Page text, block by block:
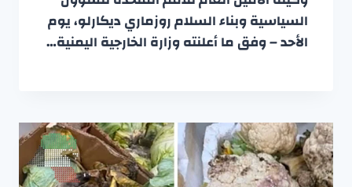
السياسية وبناء السلام روزماري ديكارلو، يوم
الأحد – وفق ما أعلنته وزارة الخارجية اليمنية…